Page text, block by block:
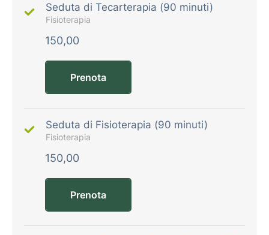
Seduta di Tecarterapia (90 minuti)
Fisioterapia
150,00
Prenota
Seduta di Fisioterapia (90 minuti)
Fisioterapia
150,00
Prenota